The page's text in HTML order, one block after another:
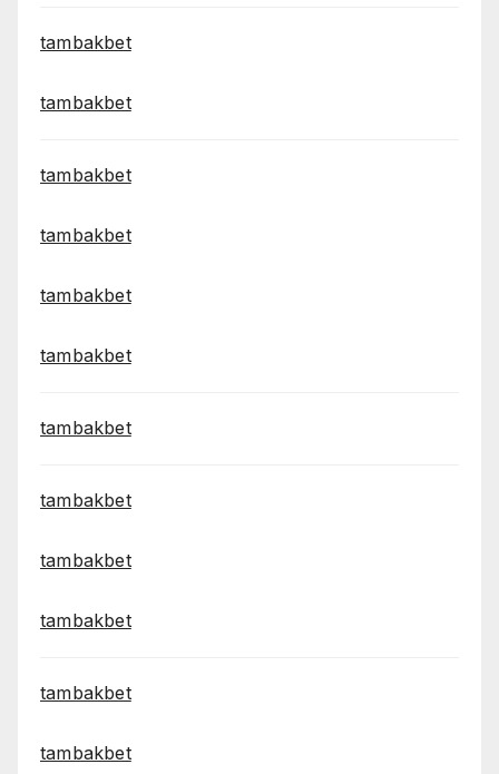
tambakbet
tambakbet
tambakbet
tambakbet
tambakbet
tambakbet
tambakbet
tambakbet
tambakbet
tambakbet
tambakbet
tambakbet